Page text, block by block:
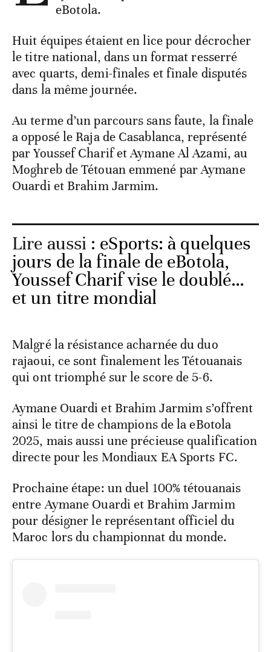
eBotola.
Huit équipes étaient en lice pour décrocher
le titre national, dans un format resserré
avec quarts, demi-finales et finale disputés
dans la même journée.
Au terme d’un parcours sans faute, la finale
a opposé le Raja de Casablanca, représenté
par Youssef Charif et Aymane Al Azami, au
Moghreb de Tétouan emmené par Aymane
Ouardi et Brahim Jarmim.
Lire aussi : eSports: à quelques
jours de la finale de eBotola,
Youssef Charif vise le doublé…
et un titre mondial
Malgré la résistance acharnée du duo
rajaoui, ce sont finalement les Tétouanais
qui ont triomphé sur le score de 5-6.
Aymane Ouardi et Brahim Jarmim s’offrent
ainsi le titre de champions de la eBotola
2025, mais aussi une précieuse qualification
directe pour les Mondiaux EA Sports FC.
Prochaine étape: un duel 100% tétouanais
entre Aymane Ouardi et Brahim Jarmim
pour désigner le représentant officiel du
Maroc lors du championnat du monde.